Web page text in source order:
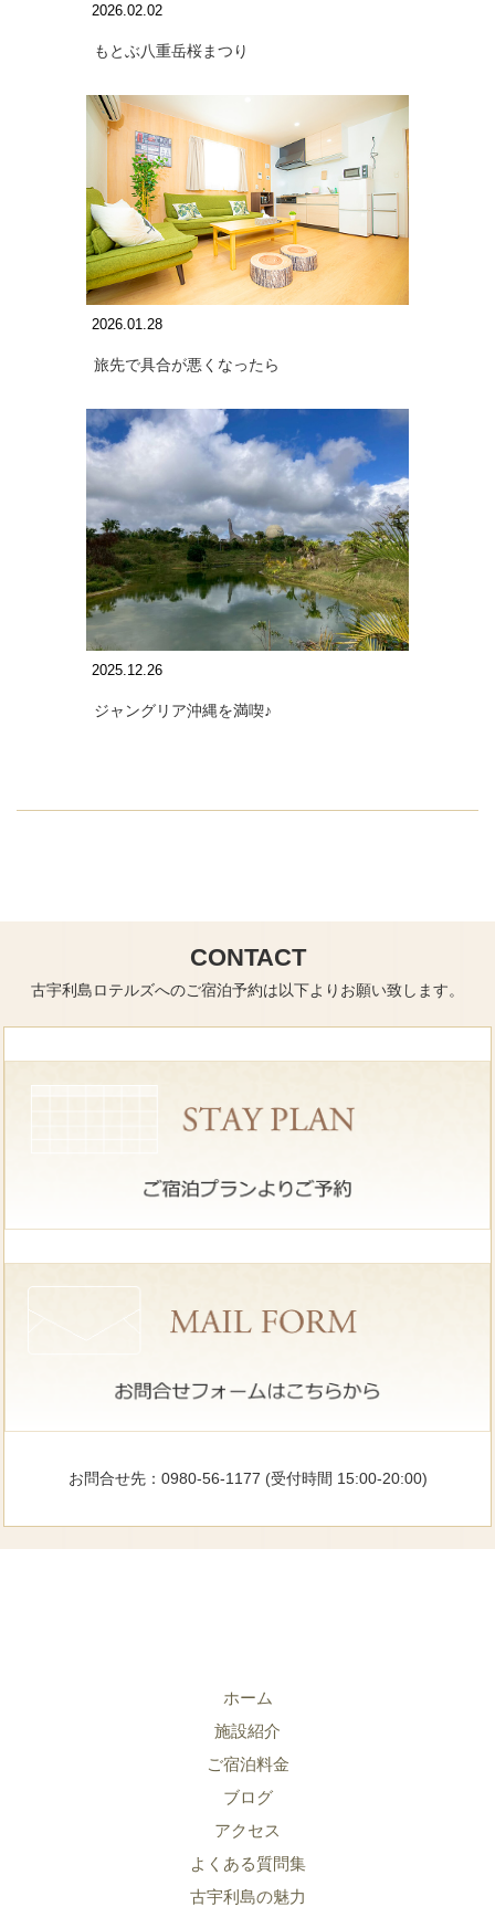
2026.02.02
もとぶ八重岳桜まつり
2026.01.28
旅先で具合が悪くなったら
2025.12.26
ジャングリア沖縄を満喫♪
CONTACT
古宇利島ロテルズへのご宿泊予約は以下よりお願い致します。
お問合せ先：0980-56-1177 (受付時間 15:00-20:00)
ホーム
施設紹介
ご宿泊料金
ブログ
アクセス
よくある質問集
古宇利島の魅力